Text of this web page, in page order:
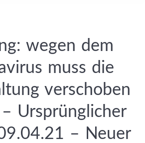
wegen dem
muss die
verschoben
Ursprünglicher
09.04.21 – Neuer